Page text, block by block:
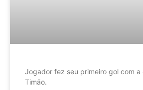
Jogador fez seu primeiro gol com a
Timão.